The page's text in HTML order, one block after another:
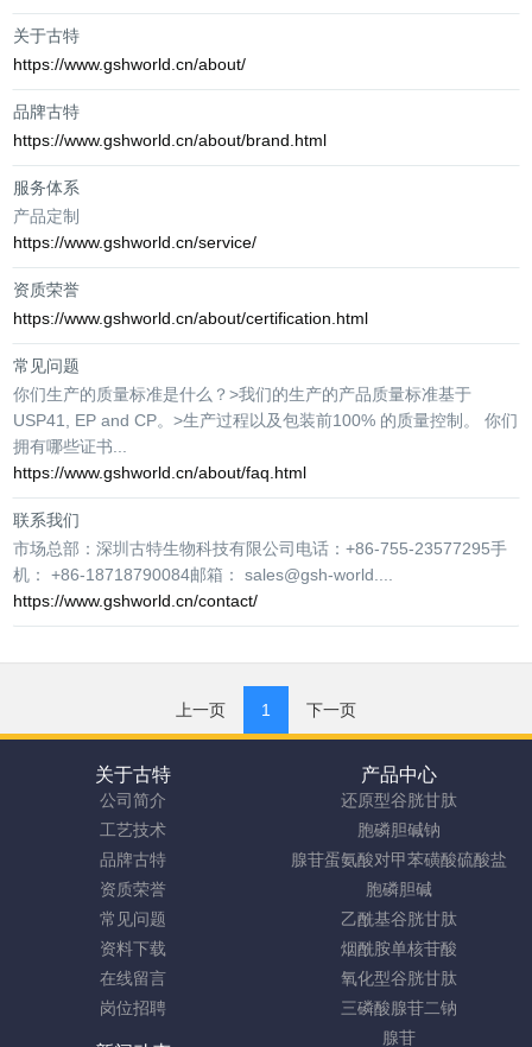
关于古特
https://www.gshworld.cn/about/
品牌古特
https://www.gshworld.cn/about/brand.html
服务体系
产品定制
https://www.gshworld.cn/service/
资质荣誉
https://www.gshworld.cn/about/certification.html
常见问题
你们生产的质量标准是什么？>我们的生产的产品质量标准基于
USP41, EP and CP。>生产过程以及包装前100% 的质量控制。 你们
拥有哪些证书...
https://www.gshworld.cn/about/faq.html
联系我们
市场总部：深圳古特生物科技有限公司电话：+86-755-23577295手
机： +86-18718790084邮箱： sales@gsh-world....
https://www.gshworld.cn/contact/
上一页 1 下一页
关于古特
公司简介
工艺技术
品牌古特
资质荣誉
常见问题
资料下载
在线留言
岗位招聘
产品中心
还原型谷胱甘肽
胞磷胆碱钠
腺苷蛋氨酸对甲苯磺酸硫酸盐
胞磷胆碱
乙酰基谷胱甘肽
烟酰胺单核苷酸
氧化型谷胱甘肽
三磷酸腺苷二钠
腺苷